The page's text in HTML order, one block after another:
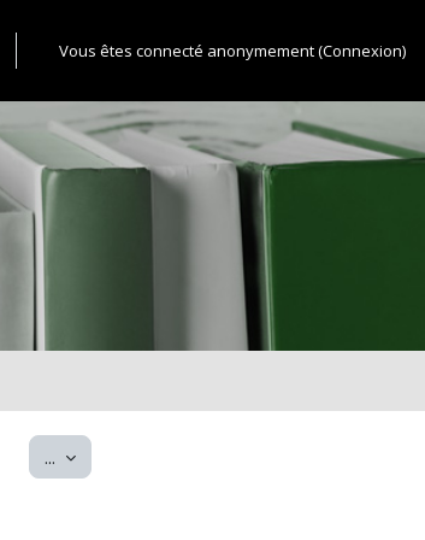
Activer/désactiver la saisie de recherche
Vous êtes connecté anonymement (Connexion)
... Exporter des articles